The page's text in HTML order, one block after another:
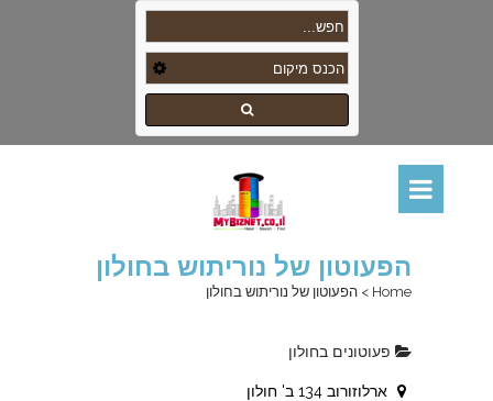
הפעוטון של נוריתוש בחולון
Home
> הפעוטון של נוריתוש בחולון
פעוטונים בחולון
ארלוזורוב 134 ב' חולון